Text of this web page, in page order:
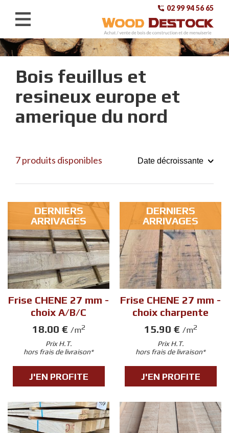
ACHETEZ
VENDEZ
CONTACT
A PROPOS
02 99 94 56 65
Bois feuillus et
resineux europe et
amerique du nord
7 produits disponibles
Frise CHENE 27 mm -
choix A/B/C
18.00 € /m2
Prix H.T.
hors frais de livraison*
J'EN PROFITE
Frise CHENE 27 mm -
choix charpente
15.90 € /m2
Prix H.T.
hors frais de livraison*
J'EN PROFITE